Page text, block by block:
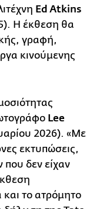
Ed Atkins
Η έκθεση θα
γραφή,
κινούμενης
Lee
2026). «Με
εκτυπώσεις,
δεν είχαν
και το ατρόμητο